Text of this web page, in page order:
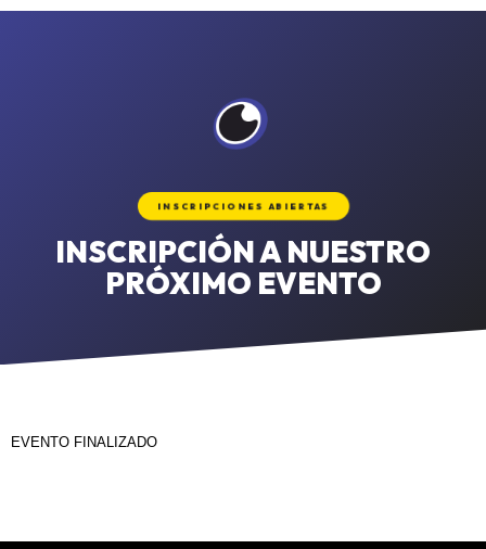
INSCRIPCIONES ABIERTAS
INSCRIPCIÓN A NUESTRO
PRÓXIMO EVENTO
EVENTO FINALIZADO